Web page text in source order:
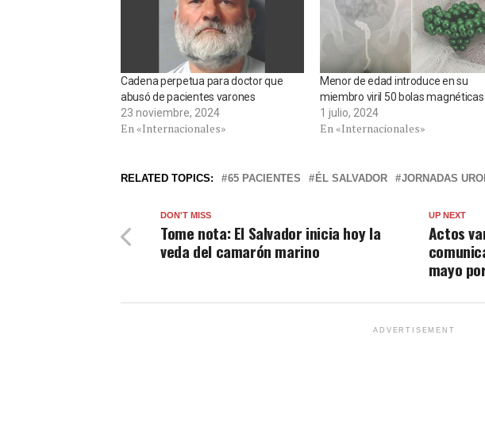
Cadena perpetua para doctor que
abusó de pacientes varones
23 noviembre, 2024
En «Internacionales»
Menor de edad introduce en su
miembro viril 50 bolas magnéticas
1 julio, 2024
En «Internacionales»
RELATED TOPICS: 65 PACIENTES ÉL SALVADOR JORNADAS
UP NEXT
Actos
mayo
DON'T MISS
Tome nota: El Salvador inicia hoy la
veda del camarón marino
ADVERTISEMENT